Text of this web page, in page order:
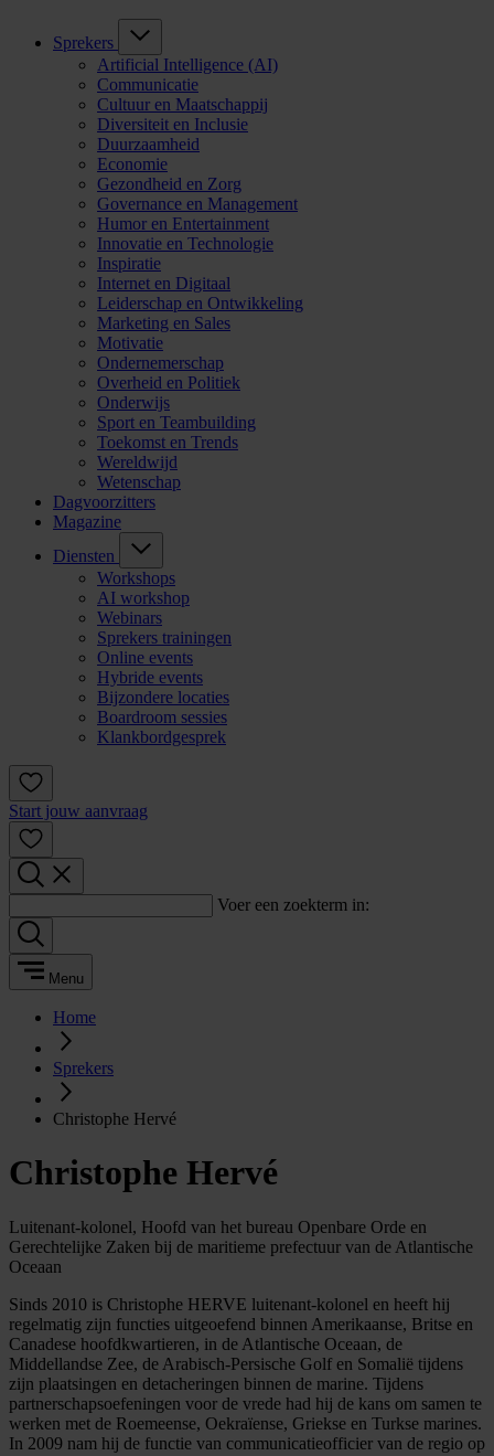
Sprekers
Artificial Intelligence (AI)
Communicatie
Cultuur en Maatschappij
Diversiteit en Inclusie
Duurzaamheid
Economie
Gezondheid en Zorg
Governance en Management
Humor en Entertainment
Innovatie en Technologie
Inspiratie
Internet en Digitaal
Leiderschap en Ontwikkeling
Marketing en Sales
Motivatie
Ondernemerschap
Overheid en Politiek
Onderwijs
Sport en Teambuilding
Toekomst en Trends
Wereldwijd
Wetenschap
Dagvoorzitters
Magazine
Diensten
Workshops
AI workshop
Webinars
Sprekers trainingen
Online events
Hybride events
Bijzondere locaties
Boardroom sessies
Klankbordgesprek
Start jouw aanvraag
Voer een zoekterm in:
Menu
Home
Sprekers
Christophe Hervé
Christophe Hervé
Luitenant-kolonel, Hoofd van het bureau Openbare Orde en
Gerechtelijke Zaken bij de maritieme prefectuur van de Atlantische
Oceaan
Sinds 2010 is Christophe HERVE luitenant-kolonel en heeft hij
regelmatig zijn functies uitgeoefend binnen Amerikaanse, Britse en
Canadese hoofdkwartieren, in de Atlantische Oceaan, de
Middellandse Zee, de Arabisch-Persische Golf en Somalië tijdens
zijn plaatsingen en detacheringen binnen de marine. Tijdens
partnerschapsoefeningen voor de vrede had hij de kans om samen te
werken met de Roemeense, Oekraïense, Griekse en Turkse marines.
In 2009 nam hij de functie van communicatieofficier van de regio op